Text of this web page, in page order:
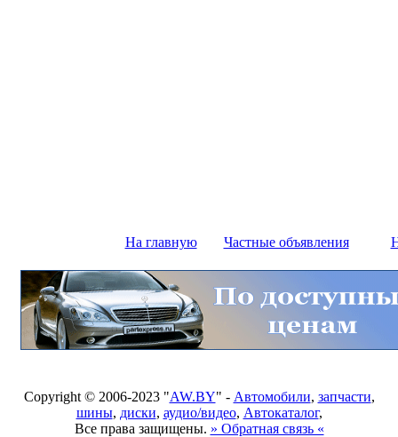
На главную Частные объявления
Copyright © 2006-2023 "AW.BY" - Автомобили, запчасти,
шины, диски, аудио/видео, Автокаталог,
Все права защищены. » Обратная связь «